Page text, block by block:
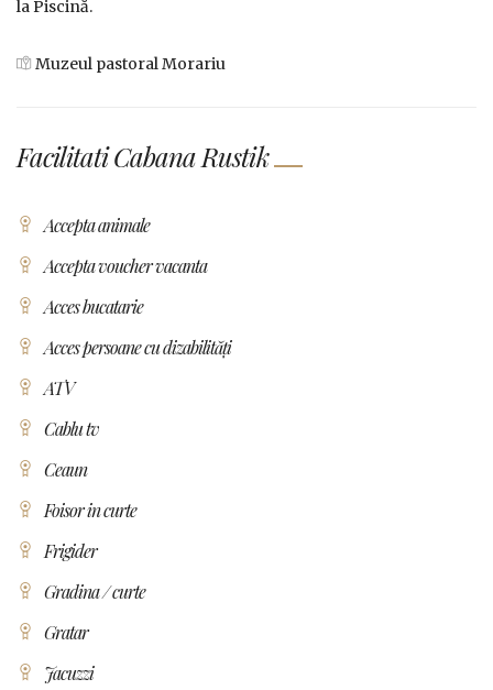
la Piscină.
Muzeul pastoral Morariu
Facilitati Cabana Rustik
Accepta animale
Accepta voucher vacanta
Acces bucatarie
Acces persoane cu dizabilități
ATV
Cablu tv
Ceaun
Foisor in curte
Frigider
Gradina / curte
Gratar
Jacuzzi